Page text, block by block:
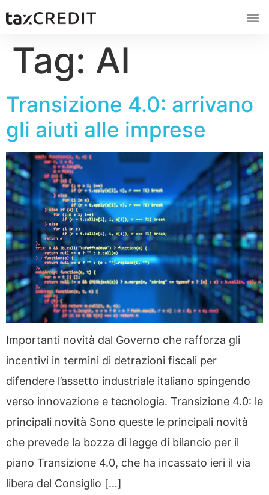
Tag: AI
Transizione 4.0: arrivano
gli aiuti alle imprese
Importanti novità dal Governo che rafforza gli
incentivi in termini di detrazioni fiscali per
difendere l’assetto industriale italiano spingendo
verso innovazione e tecnologia. Transizione 4.0: le
principali novità Sono queste le principali novità
che prevede la bozza di legge di bilancio per il
piano Transizione 4.0, che ha incassato ieri il via
libera del Consiglio […]